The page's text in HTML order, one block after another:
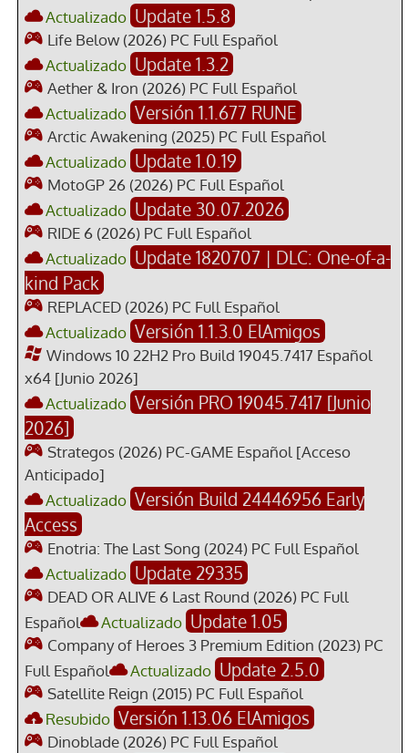
Actualizado Update 1.5.8
Life Below (2026) PC Full Español
Actualizado Update 1.3.2
Aether & Iron (2026) PC Full Español
Actualizado Versión 1.1.677 RUNE
Arctic Awakening (2025) PC Full Español
Actualizado Update 1.0.19
MotoGP 26 (2026) PC Full Español
Actualizado Update 30.07.2026
RIDE 6 (2026) PC Full Español
Actualizado Update 1820707 | DLC: One-of-a-
kind Pack
REPLACED (2026) PC Full Español
Actualizado Versión 1.1.3.0 ElAmigos
Windows 10 22H2 Pro Build 19045.7417 Español
x64 [Junio 2026]
Actualizado Versión PRO 19045.7417 [Junio
2026]
Strategos (2026) PC-GAME Español [Acceso
Anticipado]
Actualizado Versión Build 24446956 Early
Access
Enotria: The Last Song (2024) PC Full Español
Actualizado Update 29335
DEAD OR ALIVE 6 Last Round (2026) PC Full
Español
Actualizado Update 1.05
Company of Heroes 3 Premium Edition (2023) PC
Full Español
Actualizado Update 2.5.0
Satellite Reign (2015) PC Full Español
Resubido Versión 1.13.06 ElAmigos
Dinoblade (2026) PC Full Español